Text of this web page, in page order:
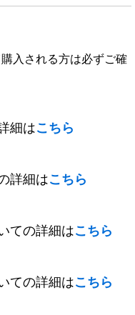
入される方は必ずご確
細はこちら
詳細はこちら
ての詳細はこちら
ての詳細はこちら